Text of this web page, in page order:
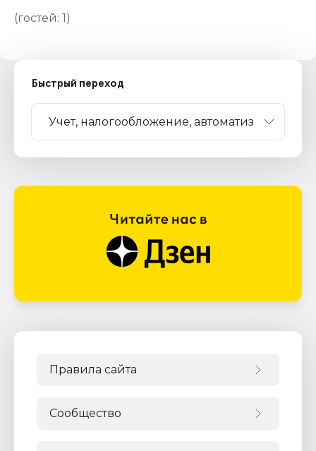
(гостей: 1)
Быстрый переход
Правила сайта
Сообщество